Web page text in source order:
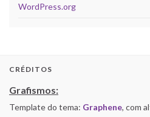
WordPress.org
CRÉDITOS
Grafismos:
Template do tema: Graphene, com